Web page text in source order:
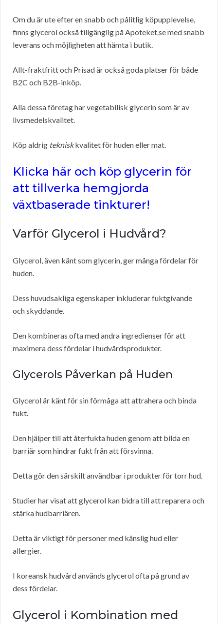
Om du är ute efter en snabb och pålitlig köpupplevelse,
finns glycerol också tillgänglig på Apoteket.se med snabb
leverans och möjligheten att hämta i butik.
Allt-fraktfritt och Prisad är också goda platser för både
B2C och B2B-inköp.
Alla dessa företag har vegetabilisk glycerin som är av
livsmedelskvalitet.
Köp aldrig tekniskkvalitet för huden eller mat.
Klicka här och köp glycerin för
att tillverka hemgjorda
växtbaserade tinkturer!
Varför Glycerol i Hudvård?
Glycerol, även känt som glycerin, ger många fördelar för
huden.
Dess huvudsakliga egenskaper inkluderar fuktgivande
och skyddande.
Den kombineras ofta med andra ingredienser för att
maximera dess fördelar i hudvårdsprodukter.
Glycerols Påverkan på Huden
Glycerol är känt för sin förmåga att attrahera och binda
fukt.
Den hjälper till att återfukta huden genom att bilda en
barriär som hindrar fukt från att försvinna.
Detta gör den särskilt användbar i produkter för torr hud.
Studier har visat att glycerol kan bidra till att reparera och
stärka hudbarriären.
Detta är viktigt för personer med känslig hud eller
allergier.
I koreansk hudvård används glycerol ofta på grund av
dess fördelar.
Glycerol i Kombination med